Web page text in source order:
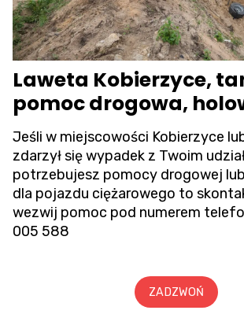
Laweta Kobierzyce,
pomoc drogowa,
Jeśli w miejscowości Kobierzyce
zdarzył się wypadek z Twoim
potrzebujesz pomocy drogowej
dla pojazdu ciężarowego to
wezwij pomoc pod numerem
005 588
ZADZWOŃ